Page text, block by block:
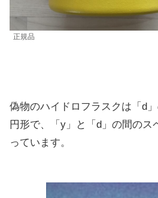
正規品
偽物のハイドロフラスクは「d
円形で、「y」と「d」の間のス
っています。